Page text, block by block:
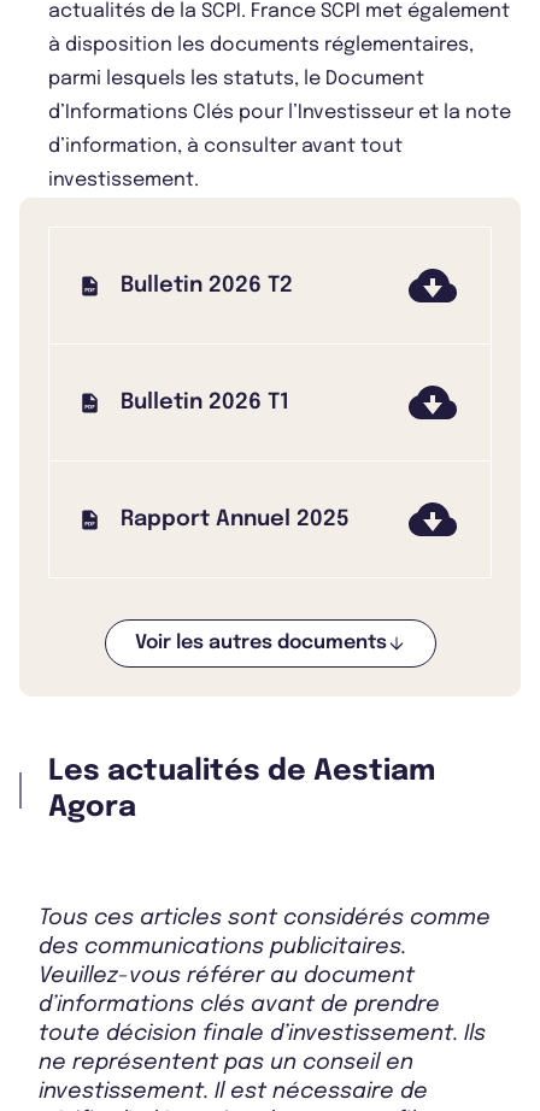
actualités de la SCPI. France SCPI met également
à disposition les documents réglementaires,
parmi lesquels les statuts, le Document
d’Informations Clés pour l’Investisseur et la note
d’information, à consulter avant tout
investissement.
Bulletin 2026 T2
Bulletin 2026 T1
Rapport Annuel 2025
Bulletin 2025 T2
Voir les autres documents
Les actualités de Aestiam
Agora
Tous ces articles sont considérés comme
des communications publicitaires.
Veuillez-vous référer au document
d’informations clés avant de prendre
toute décision finale d’investissement. Ils
ne représentent pas un conseil en
investissement. Il est nécessaire de